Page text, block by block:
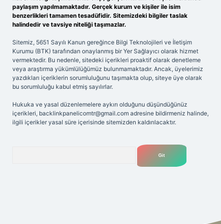
paylaşım yapılmamaktadır. Gerçek kurum ve kişiler ile isim
benzerlikleri tamamen tesadüfidir. Sitemizdeki bilgiler taslak
halindedir ve tavsiye niteliği taşımazlar.
Sitemiz, 5651 Sayılı Kanun gereğince Bilgi Teknolojileri ve İletişim
Kurumu (BTK) tarafından onaylanmış bir Yer Sağlayıcı olarak hizmet
vermektedir. Bu nedenle, sitedeki içerikleri proaktif olarak denetleme
veya araştırma yükümlülüğümüz bulunmamaktadır. Ancak, üyelerimiz
yazdıkları içeriklerin sorumluluğunu taşımakta olup, siteye üye olarak
bu sorumluluğu kabul etmiş sayılırlar.
Hukuka ve yasal düzenlemelere aykırı olduğunu düşündüğünüz
içerikleri, backlinkpanelicomtr@gmail.com adresine bildirmeniz halinde,
ilgili içerikler yasal süre içerisinde sitemizden kaldırılacaktır.